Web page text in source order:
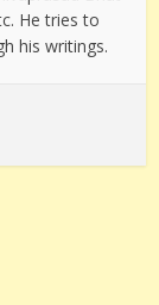
He tries to
his writings.